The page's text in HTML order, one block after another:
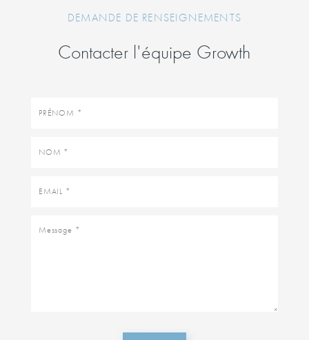
DEMANDE DE RENSEIGNEMENTS
Contacter l'équipe Growth
Prénom
Nom
Email
Message